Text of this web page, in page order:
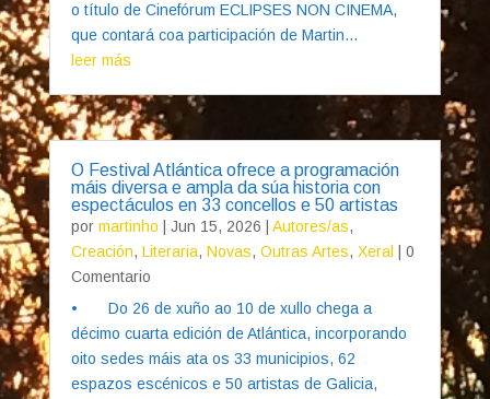
o título de Cinefórum ECLIPSES NON CINEMA,
que contará coa participación de Martin...
leer más
O Festival Atlántica ofrece a programación
máis diversa e ampla da súa historia con
espectáculos en 33 concellos e 50 artistas
por martinho Jun 15, 2026 Autores/as,
Creación, Literaria, Novas, Outras Artes, Xeral
| 0
Comentario
• Do 26 de xuño ao 10 de xullo chega a
décimo cuarta edición de Atlántica, incorporando
oito sedes máis ata os 33 municipios, 62
espazos escénicos e 50 artistas de Galicia,